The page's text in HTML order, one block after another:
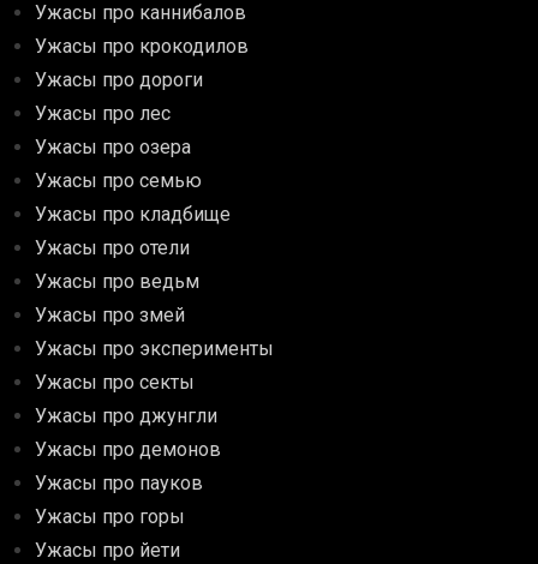
Ужасы про каннибалов
Ужасы про крокодилов
Ужасы про дороги
Ужасы про лес
Ужасы про озера
Ужасы про семью
Ужасы про кладбище
Ужасы про отели
Ужасы про ведьм
Ужасы про змей
Ужасы про эксперименты
Ужасы про секты
Ужасы про джунгли
Ужасы про демонов
Ужасы про пауков
Ужасы про горы
Ужасы про йети